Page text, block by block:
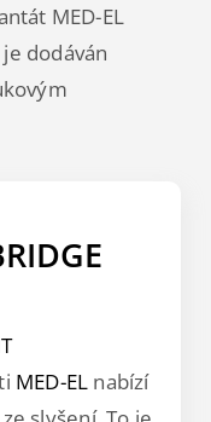
MED-EL
dodáván
MED-EL nabízí